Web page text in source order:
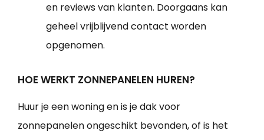
en reviews van klanten. Doorgaans kan
geheel vrijblijvend contact worden
opgenomen.
HOE WERKT ZONNEPANELEN HUREN?
Huur je een woning en is je dak voor
zonnepanelen ongeschikt bevonden, of is het